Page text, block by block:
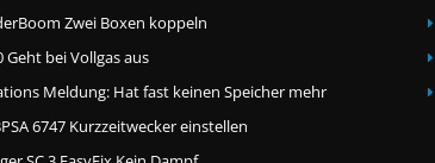
Zwei Boxen koppeln
Geht bei Vollgas aus
Meldung: Hat fast keinen Speicher mehr
6747 Kurzzeitwecker einstellen